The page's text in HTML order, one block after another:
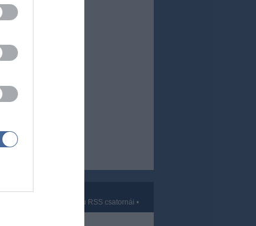
ma.hu RSS csatornái •